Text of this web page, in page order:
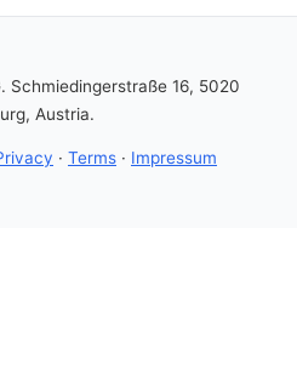
Schmiedingerstraße 16, 5020
Austria.
· Terms · Impressum